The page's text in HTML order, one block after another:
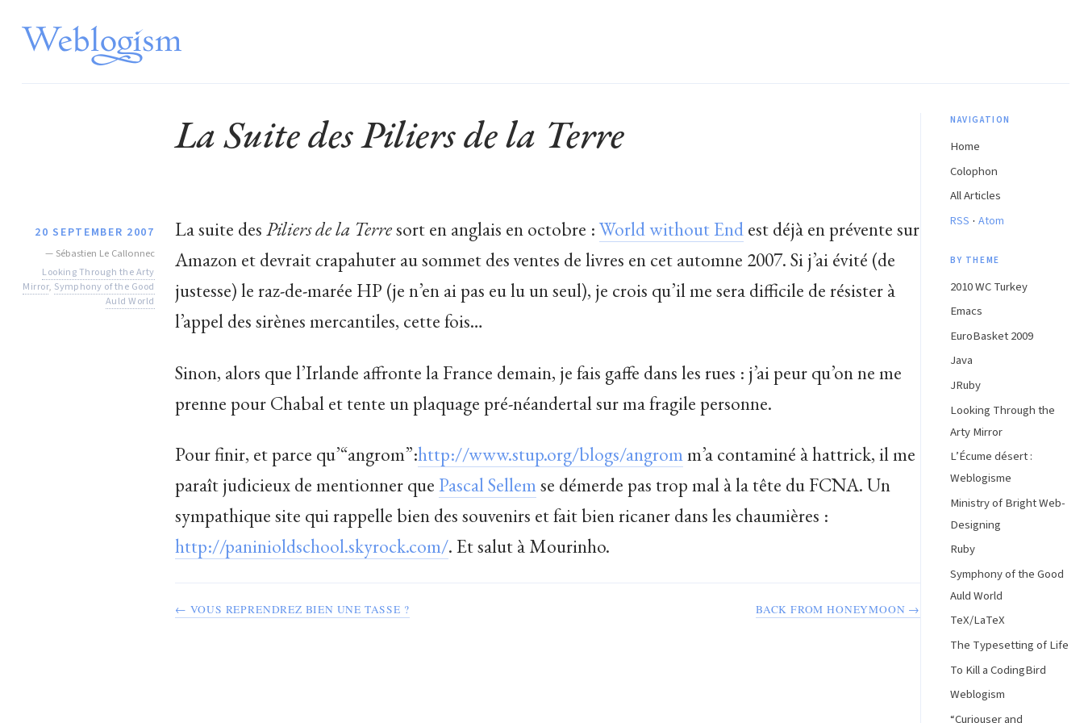
La Suite des Piliers de la Terre
20 SEPTEMBER 2007
— Sébastien Le Callonnec
Looking Through the Arty
Mirror, Symphony of the Good
Auld World
La suite desPiliers de la Terresort en anglais en octobre :World without Endest déjà en prévente sur
Amazon et devrait crapahuter au sommet des ventes de livres en cet automne 2007. Si j’ai évité (de
justesse) le raz-de-marée HP (je n’en ai pas eu lu un seul), je crois qu’il me sera difficile de résister à
l’appel des sirènes mercantiles, cette fois…
Sinon, alors que l’Irlande affronte la France demain, je fais gaffe dans les rues : j’ai peur qu’on ne me
prenne pour Chabal et tente un plaquage pré-néandertal sur ma fragile personne.
Pour finir, et parce qu’“angrom”:http://www.stup.org/blogs/angromm’a contaminé à hattrick, il me
paraît judicieux de mentionner quePascal Sellemse démerde pas trop mal à la tête du FCNA. Un
sympathique site qui rappelle bien des souvenirs et fait bien ricaner dans les chaumières :
http://paninioldschool.skyrock.com/. Et salut à Mourinho.
← VOUS REPRENDREZ BIEN UNE TASSE ? BACK FROM HONEYMOON →
NAVIGATION
Home
Colophon
All Articles
RSS · Atom
BY THEME
2010 WC Turkey
Emacs
EuroBasket 2009
Java
JRuby
Looking Through the
Arty Mirror
L’Écume désert :
Weblogisme
Ministry of Bright Web-
Designing
Ruby
Symphony of the Good
Auld World
TeX/LaTeX
The Typesetting of Life
To Kill a CodingBird
Weblogism
“Curiouser and